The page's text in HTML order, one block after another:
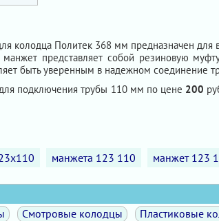
колодца Политек 368 мм предназначен
представляет собой резиновую
быть уверенным в надежном соединение
подключения трубы 110 мм по цене 200
манжета 123 110 манжет 123
Смотровые колодцы Пластиковые